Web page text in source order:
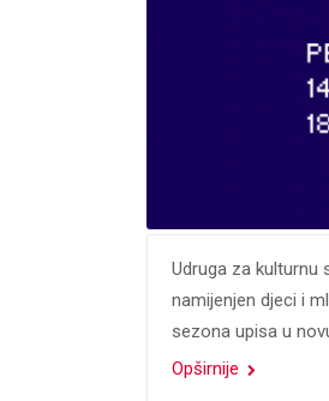
Udruga za kulturnu
namijenjen djeci i
sezona upisa u
Opširnije